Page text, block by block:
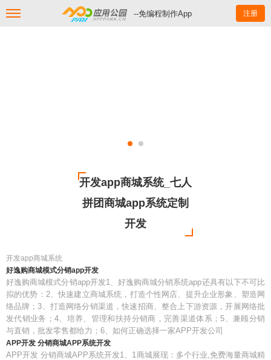
--免编程制作App 注册
开发app商城系统_七人
拼团商城app系统定制
开发
开发app商城系统
好逸购商城模式分销app开发
好逸购商城模式分销app开发1、好逸购商城分销系统app还具有以下不可比
拟的优势：2、快速建立商城系统，打造个性网店、提升企业形象、塑造网
络品牌；3、打造网络分销渠道，快速招商、整合上下游资源，开展网络批
发代销业务；4、培养、管理和扶持分销商，完善渠道体系；5、兼顾分销
与直销，批发零售都给力；6、如何正确选择一家APP开发公司
APP开发 分销商城APP系统开发
APP开发 分销商城APP系统开发1、1商城展现：多个行业,免费海量商城精